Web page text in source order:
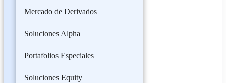
Mercado de Derivados
Soluciones Alpha
Portafolios Especiales
Soluciones Equity